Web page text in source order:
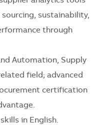
sustainability,
through
Automation, Supply
field; advanced
certification
in English.